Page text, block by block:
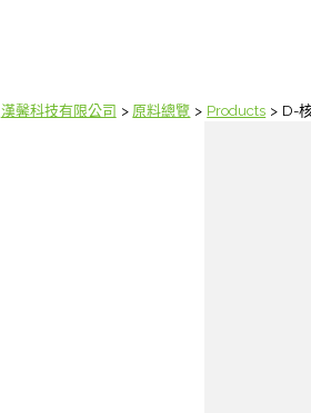
漢馨科技有限公司 原料總覽 Products D-